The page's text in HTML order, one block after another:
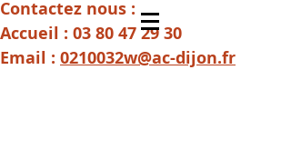
Contactez nous :
Accueil : 03 80 47 29 30
Email : 0210032w@ac-dijon.fr